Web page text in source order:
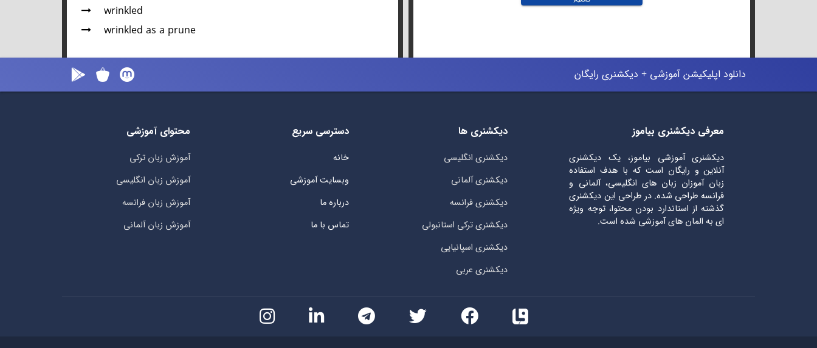
wrinkled
wrinkled as a prune
دانلود اپلیکیشن آموزشی + دیکشنری رایگان
معرفی دیکشنری بیاموز
دیکشنری آموزشی بیاموز، یک دیکشنری
آنلاین و رایگان است که با هدف استفاده
زبان آموزان زبان های انگلیسی، آلمانی و
فرانسه طراحی شده. در طراحی این دیکشنری
گذشته از استاندارد بودن محتوا، توجه ویژه
ای به المان های آموزشی شده است.
دیکشنری ها
دیکشنری انگلیسی
دیکشنری آلمانی
دیکشنری فرانسه
دیکشنری ترکی استانبولی
دیکشنری اسپانیایی
دیکشنری عربی
دسترسی سریع
خانه
وبسایت آموزشی
درباره ما
تماس با ما
محتوای آموزشی
آموزش زبان ترکی
آموزش زبان انگلیسی
آموزش زبان فرانسه
آموزش زبان آلمانی